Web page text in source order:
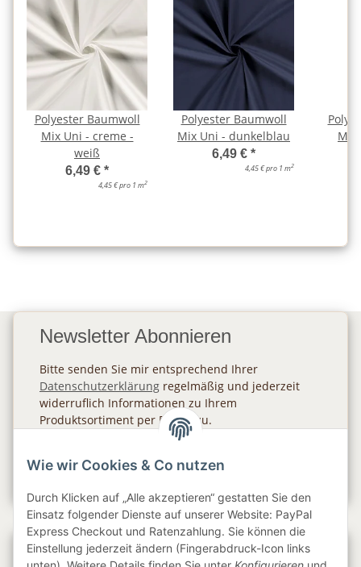
Polyester Baumwoll
Mix Uni - creme -
weiß
6,49 € *
4,45 € pro 1 m2
Polyester Baumwoll
Mix Uni - dunkelblau
6,49 € *
4,45 € pro 1 m2
Mix
Newsletter Abonnieren
Bitte senden Sie mir entsprechend Ihrer
Datenschutzerklärung regelmäßig und jederzeit
widerruflich Informationen zu Ihrem
Produktsortiment per E-Mail zu.
Gesetzliche Informationen
Wie wir Cookies & Co nutzen
Durch Klicken auf „Alle akzeptieren“ gestatten Sie den
Einsatz folgender Dienste auf unserer Website: PayPal
Express Checkout und Ratenzahlung. Sie können die
Einstellung jederzeit ändern (Fingerabdruck-Icon links